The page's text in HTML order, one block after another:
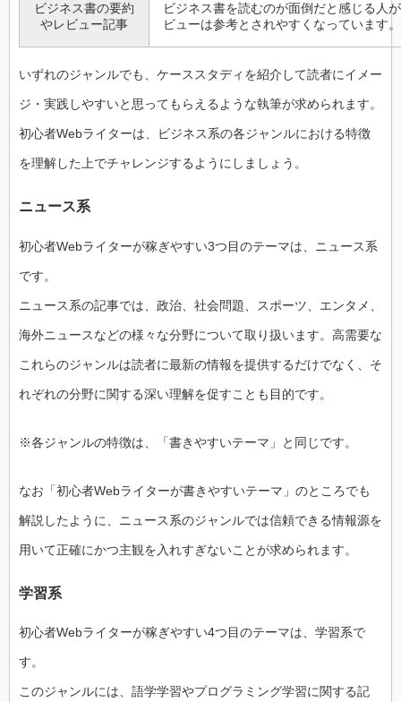
ビジネス書の要約
やレビュー記事
ビジネス書を読むのが面倒だと感じる人
ビューは参考とされやすくなっています。
いずれのジャンルでも、ケーススタディを紹介して読者にイメー
ジ・実践しやすいと思ってもらえるような執筆が求められます。
初心者Webライターは、ビジネス系の各ジャンルにおける特徴
を理解した上でチャレンジするようにしましょう。
ニュース系
初心者Webライターが稼ぎやすい3つ目のテーマは、ニュース系
です。
ニュース系の記事では、政治、社会問題、スポーツ、エンタメ、
海外ニュースなどの様々な分野について取り扱います。高需要な
これらのジャンルは読者に最新の情報を提供するだけでなく、そ
れぞれの分野に関する深い理解を促すことも目的です。
※各ジャンルの特徴は、「書きやすいテーマ」と同じです。
なお「初心者Webライターが書きやすいテーマ」のところでも
解説したように、ニュース系のジャンルでは信頼できる情報源を
用いて正確にかつ主観を入れすぎないことが求められます。
学習系
初心者Webライターが稼ぎやすい4つ目のテーマは、学習系で
す。
このジャンルには、語学学習やプログラミング学習に関する記